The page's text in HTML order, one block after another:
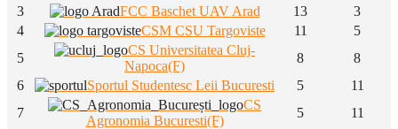
3
FCC Baschet UAV Arad 13
3
4
CSM CSU Targoviste 11
5
5
CS Universitatea Cluj-
Napoca(F)
8
8
6
Sportul Studentesc Leii Bucuresti 5
11
7
CS
Agronomia Bucuresti(F)
5 11